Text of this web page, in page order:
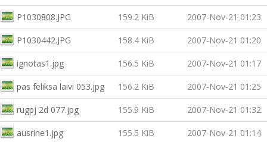
P1030808.JPG 159.2 KiB 2007-Nov-21 01:23
P1030442.JPG 158.4 KiB 2007-Nov-21 01:20
ignotas1.jpg 156.5 KiB 2007-Nov-21 01:17
pas feliksa laivi 053.jpg 156.2 KiB 2007-Nov-21 01:25
rugpj 2d 077.jpg 155.9 KiB 2007-Nov-21 01:32
ausrine1.jpg 155.5 KiB 2007-Nov-21 01:14